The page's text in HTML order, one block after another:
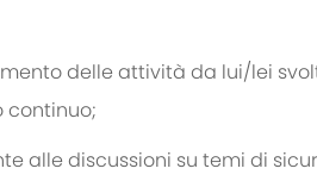
delle attività da lui/lei
continuo;
alle discussioni su temi di